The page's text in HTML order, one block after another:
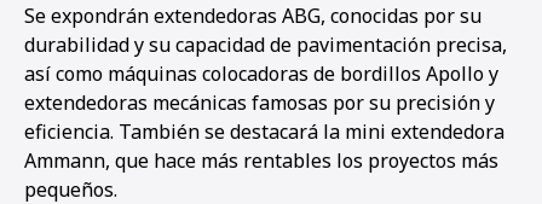
Se expondrán extendedoras ABG, conocidas por su
durabilidad y su capacidad de pavimentación precisa,
así como máquinas colocadoras de bordillos Apollo y
extendedoras mecánicas famosas por su precisión y
eficiencia. También se destacará la mini extendedora
Ammann, que hace más rentables los proyectos más
pequeños.